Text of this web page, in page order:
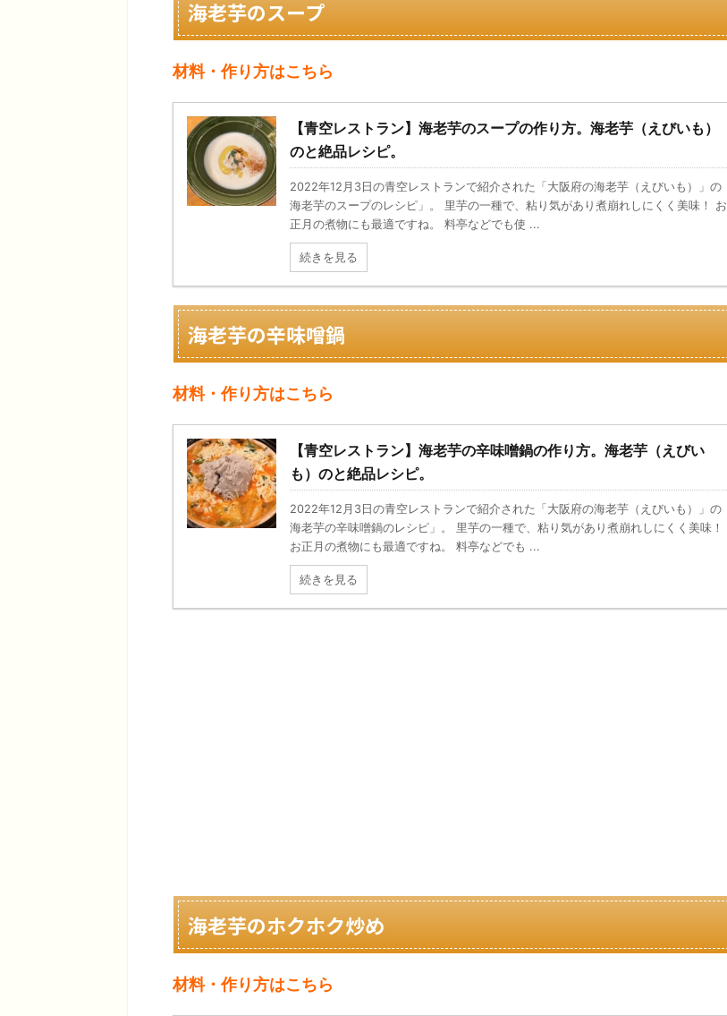
海老芋のスープ
材料・作り方はこちら
【青空レストラン】海老芋のスープの作り方。海老芋（えびいも）
のと絶品レシピ。
2022年12月3日の青空レストランで紹介された「大阪府の海老芋（えびいも）」の
海老芋のスープのレシピ」。 里芋の一種で、粘り気があり煮崩れしにくく美味！ お
正月の煮物にも最適ですね。 料亭などでも使 ...
続きを見る
海老芋の辛味噌鍋
材料・作り方はこちら
【青空レストラン】海老芋の辛味噌鍋の作り方。海老芋（えびい
も）のと絶品レシピ。
2022年12月3日の青空レストランで紹介された「大阪府の海老芋（えびいも）」の
海老芋の辛味噌鍋のレシピ」。 里芋の一種で、粘り気があり煮崩れしにくく美味！
お正月の煮物にも最適ですね。 料亭などでも ...
続きを見る
海老芋のホクホク炒め
材料・作り方はこちら